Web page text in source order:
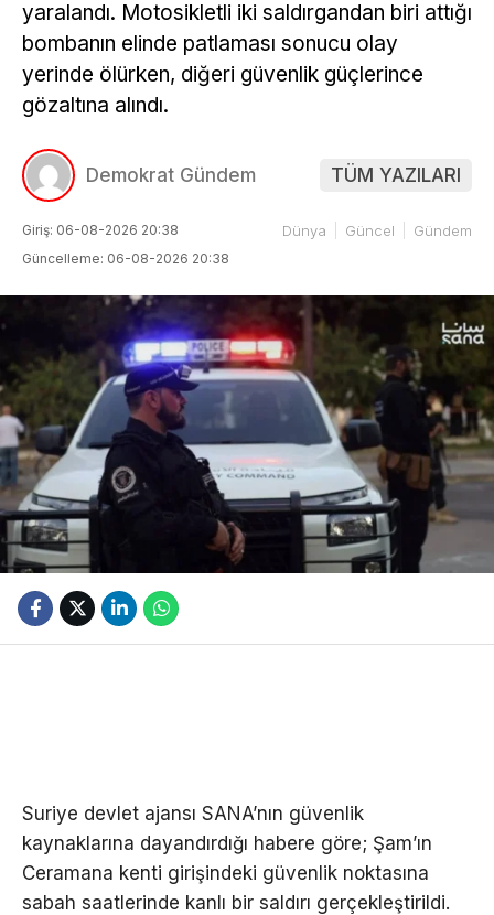
yaralandı. Motosikletli iki saldırgandan biri attığı
bombanın elinde patlaması sonucu olay
yerinde ölürken, diğeri güvenlik güçlerince
gözaltına alındı.
Demokrat Gündem TÜM YAZILARI
Giriş: 06-08-2026 20:38
Güncelleme: 06-08-2026 20:38
Dünya Güncel Gündem
Suriye devlet ajansı SANA’nın güvenlik
kaynaklarına dayandırdığı habere göre; Şam’ın
Ceramana kenti girişindeki güvenlik noktasına
sabah saatlerinde kanlı bir saldırı gerçekleştirildi.